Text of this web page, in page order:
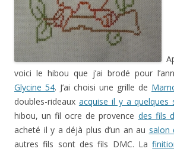
voici le hibou que j’ai brodé pour
Glycine 54. J’ai choisi une grille de
doubles-rideaux acquise il y a quelques
hibou, un fil ocre de provence des fils
acheté il y a déjà plus d’un an au salon
autres fils sont des fils DMC. La